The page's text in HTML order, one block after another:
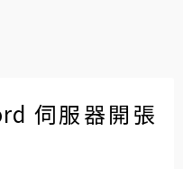
伺服器開張